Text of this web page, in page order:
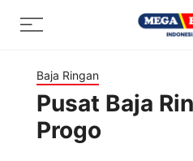
Menu
Baja Ringan
Pusat Baja
Progo